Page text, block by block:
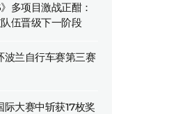
多项目激战正酣：
伍晋级下一阶段
波兰自行车赛第三赛
大赛中斩获17枚奖